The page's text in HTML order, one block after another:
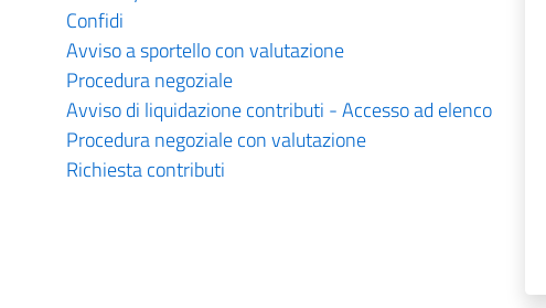
Confidi
Avviso a sportello con valutazione
Procedura negoziale
Avviso di liquidazione contributi - Accesso ad elenco
Procedura negoziale con valutazione
Richiesta contributi